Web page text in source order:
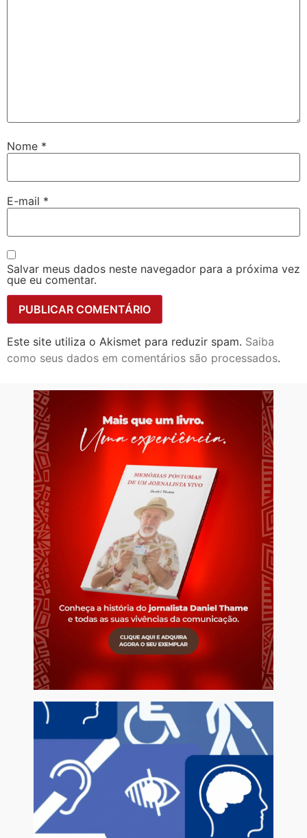
Nome *
E-mail *
Salvar meus dados neste navegador para a próxima vez
que eu comentar.
Este site utiliza o Akismet para reduzir spam. Saiba
como seus dados em comentários são processados.